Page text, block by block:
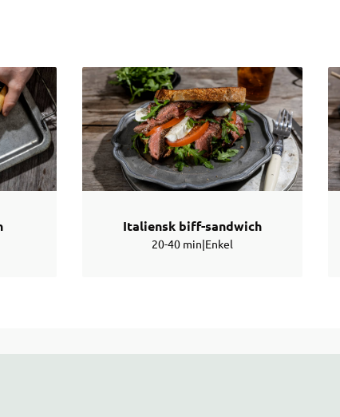
Italiensk biff-sandwich
20-40 min|Enkel